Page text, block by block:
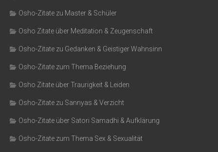
Osho-Zitate zu Master & Schüler
Osho Zitate über Meditation & Zeugenschaft
Osho-Zitate zu Gedanken & Geistiger Wahnsinn
Osho-Zitate zum Thema Beziehung
Osho Zitate über Traurigkeit & Leiden
Osho-Zitate zu Sannyas & Verzicht
Osho-Zitate über Satori Samadhi & Aufklärung
Osho-Zitate zum Thema Sex & Sexualität